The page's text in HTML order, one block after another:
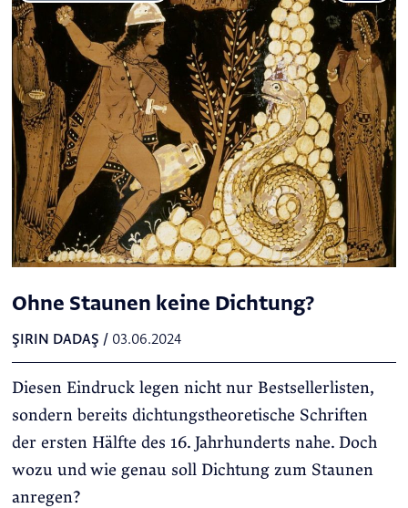
Ohne Staunen keine Dichtung?
ŞIRIN DADAŞ / 03.06.2024
Diesen Eindruck legen nicht nur Bestsellerlisten,
sondern bereits dichtungstheoretische Schriften
der ersten Hälfte des 16. Jahrhunderts nahe. Doch
wozu und wie genau soll Dichtung zum Staunen
anregen?